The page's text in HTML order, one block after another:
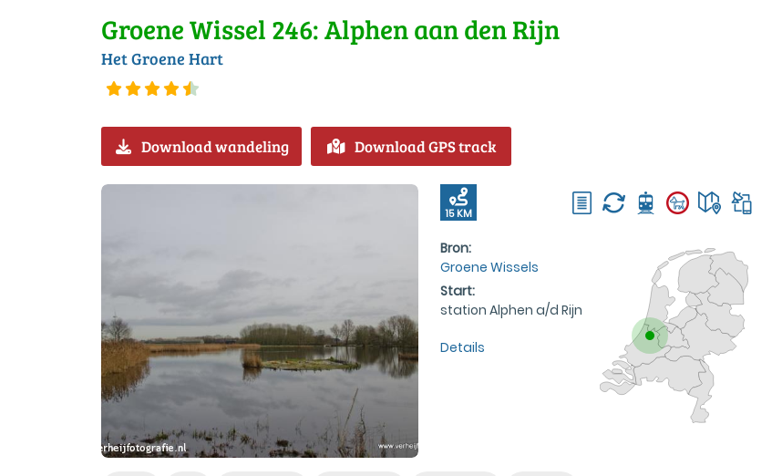
Groene Wissel 246: Alphen aan den Rijn
Het Groene Hart
Download wandeling Download GPS track
15 KM
Bron:
Groene Wissels
Start:
station Alphen a/d Rijn
Details